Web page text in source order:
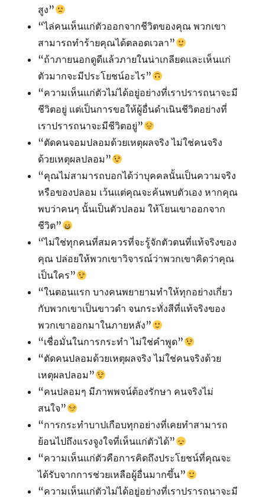
สูง”
“ไล่คนเห็นแก่ตัวออกจากชีวิตของคุณ พวกเขา
สามารถทำร้ายคุณได้ตลอดเวลา”
“ถ้าภายนอกดูดีแล้วภายในน่าเกลียดและเห็นแก่
ตัวมากจะมีประโยชน์อะไร”
“ความเห็นแก่ตัวไม่ได้อยู่อย่างที่เราปรารถนาจะมี
ชีวิตอยู่ แต่เป็นการขอให้ผู้อื่นดำเนินชีวิตอย่างที่
เราปรารถนาจะมีชีวิตอยู่”
“ตัดคนจอมปลอมด้วยเหตุผลจริง ไม่ใช่คนจริง
ด้วยเหตุผลปลอม”
“คุณไม่สามารถบอกได้ว่าบุคคลนั้นเป็นความจริง
หรือของปลอม เว้นแต่คุณจะค้นพบตัวเอง หากคุณ
พบว่าคนๆ นั้นเป็นตัวปลอม ให้โยนเขาออกจาก
ชีวิต”
“ไม่ใช่ทุกคนที่สมควรที่จะรู้จักตัวตนที่แท้จริงของ
คุณ ปล่อยให้พวกเขาวิจารณ์ว่าพวกเขาคิดว่าคุณ
เป็นใคร”
“ในตอนแรก บางคนพยายามทำให้ทุกอย่างเกี่ยว
กับพวกเขาเป็นขาวดำ จนกระทั่งสีที่แท้จริงของ
พวกเขาออกมาในภายหลัง”
“เชื่อมั่นในการกระทำ ไม่ใช่คำพูด”
“ตัดคนปลอมด้วยเหตุผลจริง ไม่ใช่คนจริงด้วย
เหตุผลปลอม”
“คนปลอมๆ มีภาพพจน์ต้องรักษา คนจริงไม่
สนใจ”
“การกระทำบาปเกือบทุกอย่างที่เคยทำสามารถ
ย้อนไปถึงแรงจูงใจที่เห็นแก่ตัวได้”
“ความเห็นแก่ตัวคือการคิดถึงประโยชน์ที่คุณจะ
ได้รับจากการช่วยเหลือผู้อื่นมากขึ้น”
“ความเห็นแก่ตัวไม่ได้อยู่อย่างที่เราปรารถนาจะมี